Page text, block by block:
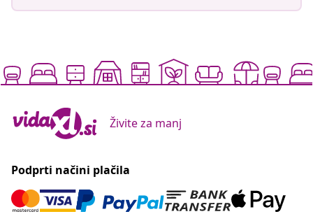
Živite za manj
Podprti načini plačila